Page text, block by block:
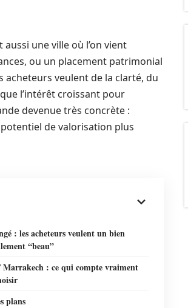
aussi une ville où l’on vient
ou un placement patrimonial
acheteurs veulent de la clarté, du
l’intérêt croissant pour
devenue très concrète :
de valorisation plus
: les acheteurs veulent un bien
“beau”
Marrakech : ce qui compte vraiment
plans